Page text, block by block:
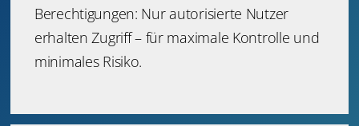
Berechtigungen: Nur autorisierte Nutzer
erhalten Zugriff – für maximale Kontrolle und
minimales Risiko.